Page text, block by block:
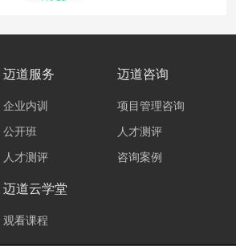
迈道服务
企业内训
公开班
人才测评
迈道咨询
项目管理咨询
人才测评
咨询案例
迈道云学堂
观看课程